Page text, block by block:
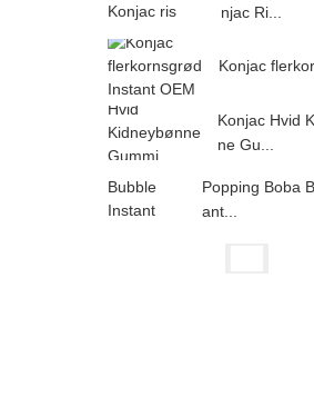
njac Ri...
Konjac
Konjac Hvid
ne Gu...
Popping Boba
ant...